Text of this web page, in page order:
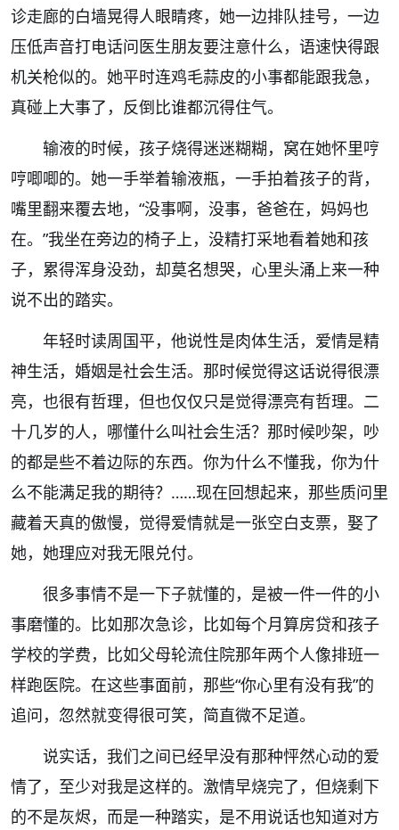
诊走廊的白墙晃得人眼睛疼，她一边排队挂号，一边
压低声音打电话问医生朋友要注意什么，语速快得跟
机关枪似的。她平时连鸡毛蒜皮的小事都能跟我急，
真碰上大事了，反倒比谁都沉得住气。
输液的时候，孩子烧得迷迷糊糊，窝在她怀里哼
哼唧唧的。她一手举着输液瓶，一手拍着孩子的背，
嘴里翻来覆去地， “没事啊，没事，爸爸在，妈妈也
在。 ”我坐在旁边的椅子上，没精打采地看着她和孩
子，累得浑身没劲，却莫名想哭，心里头涌上来一种
说不出的踏实。
年轻时读周国平，他说性是肉体生活，爱情是精
神生活，婚姻是社会生活。那时候觉得这话说得很漂
亮，也很有哲理，但也仅仅只是觉得漂亮有哲理。二
十几岁的人，哪懂什么叫社会生活？那时候吵架，吵
的都是些不着边际的东西。你为什么不懂我，你为什
么不能满足我的期待？ ……现在回想起来，那些质问里
藏着天真的傲慢，觉得爱情就是一张空白支票，娶了
她，她理应对我无限兑付。
很多事情不是一下子就懂的，是被一件一件的小
事磨懂的。比如那次急诊，比如每个月算房贷和孩子
学校的学费，比如父母轮流住院那年两个人像排班一
样跑医院。在这些事面前，那些“你心里有没有我”的
追问，忽然就变得很可笑，简直微不足道。
说实话，我们之间已经早没有那种怦然心动的爱
情了，至少对我是这样的。激情早烧完了，但烧剩下
的不是灰烬，而是一种踏实，是不用说话也知道对方